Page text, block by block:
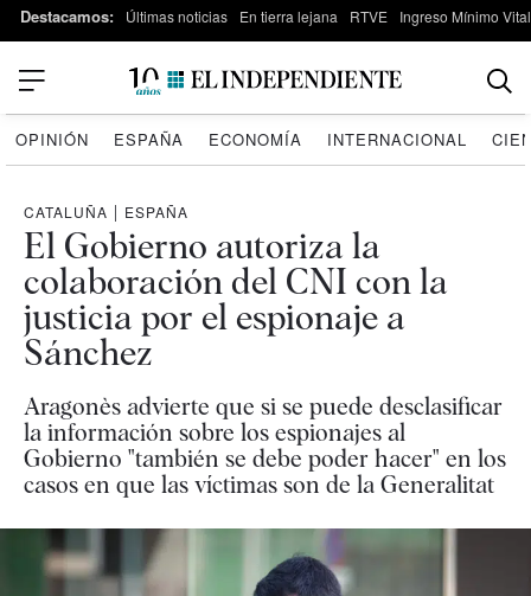
Destacamos: Últimas noticias En tierra lejana RTVE Ingreso Mínimo Vital
OPINIÓN ESPAÑA ECONOMÍA INTERNACIONAL
CATALUÑA | ESPAÑA
El Gobierno autoriza la
colaboración del CNI con la
justicia por el espionaje a
Sánchez
Aragonès advierte que si se puede desclasificar
la información sobre los espionajes al
Gobierno "también se debe poder hacer" en los
casos en que las víctimas son de la Generalitat